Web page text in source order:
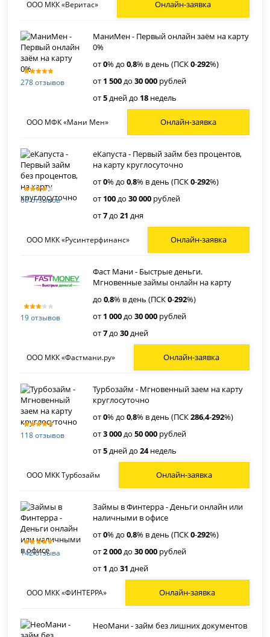
ООО МКК «Веритас» Онлайн-заявка
278 отзывов
МаниМен - Первый онлайн заём на карту
0%
от0% до0,8% в день (ПСК0-292%)
от 1 500до30 000 рублей
от5дней до 18 недель
ООО МФК «Мани Мен» Онлайн-заявка
80 отзывов
еКапуста - Первый займ без процентов,
на карту круглосуточно
от0% до0,8% в день (ПСК0-292%)
от 100до30 000 рублей
от7до21 дня
ООО МКК «Русинтерфинанс» Онлайн-заявка
19 отзывов
Фаст Мани - Быстрые деньги.
Мгновенные займы онлайн на карту
до0,8% в день (ПСК0-292%)
от 1 000до30 000 рублей
от7до30дней
ООО МКК «Фастмани.ру» Онлайн-заявка
118 отзывов
Турбозайм - Мгновенный заем на карту
круглосуточно
от0% до0,8% в день (ПСК286,4-292%)
от3 000до50 000 рублей
от5дней до24недель
ООО МКК Турбозайм Онлайн-заявка
142 отзыва
Займы в Финтерра - Деньги онлайн или
наличными в офисе
от0% до0,8% в день (ПСК0-292%)
от2 000до30 000 рублей
от 1 до31 дней
ООО МКК «ФИНТЕРРА» Онлайн-заявка
НеоМани - займ без лишних документов